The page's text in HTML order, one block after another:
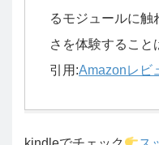
るモジュールに触
さを体験すること
引用:Amazonレビ